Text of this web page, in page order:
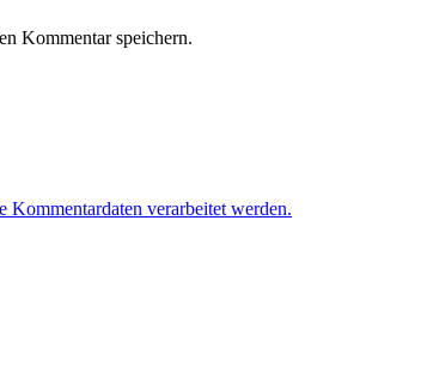
Kommentar speichern.
Kommentardaten verarbeitet werden.